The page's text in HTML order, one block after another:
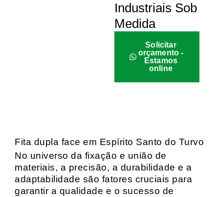
Industriais Sob
Medida
Solicitar
orçamento -
Estamos
online
Fita dupla face em Espírito Santo do Turvo
No universo da fixação e união de
materiais, a precisão, a durabilidade e a
adaptabilidade são fatores cruciais para
garantir a qualidade e o sucesso de